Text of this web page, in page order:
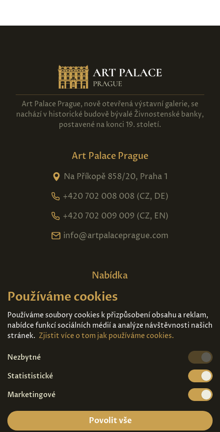
Art Palace Prague, nově otevřená výstavní galerie, se
nachází v historické budově bývalé Živnostenské banky,
postavené na konci 19. století.
Art Palace Prague
Na Příkopě 858/20, Praha 1
+420 702 008 008 (CZ, DE)
+420 702 009 009 (CZ, EN)
info@artpalaceprague.com
Nabídka
Domů
Expozice
Kontakt
Díla k prodeji
Vstupenky
Používáme cookies
Používáme soubory cookies k přizpůsobení obsahu a reklam,
nabídce funkcí sociálních médií a analýze návštěvnosti našich
stránek. Zjistit více o tom jak používáme cookies.
Nezbytné
Statististické
Marketingové
Povolit vše